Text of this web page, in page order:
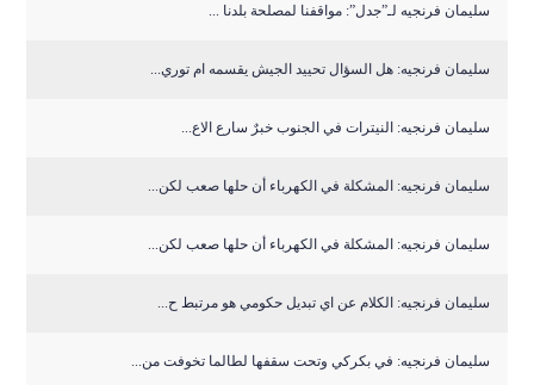
سليمان فرنجيه لـ”جدل”: مواقفنا لمصلحة بلدنا ...
سليمان فرنجيه: هل السؤال تحييد الجيش يقسمه ام توري...
سليمان فرنجيه: النيترات في الجنوب خبرٌ سارع الاع...
سليمان فرنجيه: المشكلة في الكهرباء أن حلها صعب لكن...
سليمان فرنجيه: المشكلة في الكهرباء أن حلها صعب لكن...
سليمان فرنجيه: الكلام عن اي تبديل حكومي هو مرتبط ح...
سليمان فرنجيه: في بكركي وتحت سقفها لطالما تخوفت من...